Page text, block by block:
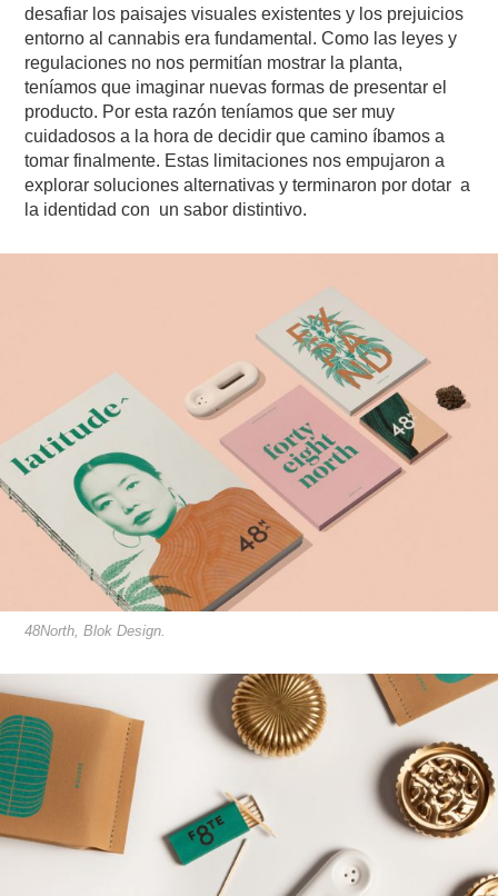
desafiar los paisajes visuales existentes y los prejuicios
entorno al cannabis era fundamental. Como las leyes y
regulaciones no nos permitían mostrar la planta,
teníamos que imaginar nuevas formas de presentar el
producto. Por esta razón teníamos que ser muy
cuidadosos a la hora de decidir que camino íbamos a
tomar finalmente. Estas limitaciones nos empujaron a
explorar soluciones alternativas y terminaron por dotar a
la identidad con un sabor distintivo.
48North, Blok Design.